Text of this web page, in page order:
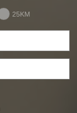
25KM